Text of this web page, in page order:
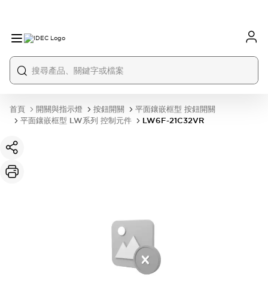
首頁 開關與指示燈 按鈕開關
平面鑲嵌框型 按鈕開關
平面鑲嵌框型 LW系列 控制元件
LW6F-21C32VR